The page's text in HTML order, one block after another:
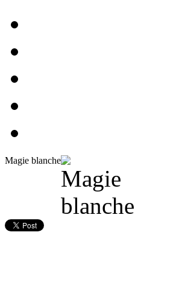
Magie blanche